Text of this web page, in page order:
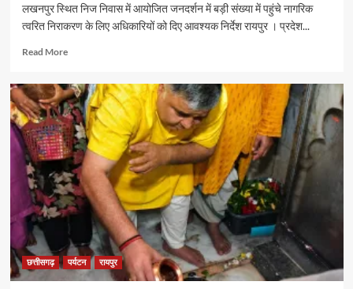
लखनपुर स्थित निज निवास में आयोजित जनदर्शन में बड़ी संख्या में पहुंचे नागरिक
त्वरित निराकरण के लिए अधिकारियों को दिए आवश्यक निर्देश रायपुर । प्रदेश...
Read MoreRead
पर्यटन
एवं
संस्कृति
मंत्री
श्री
राजेश
अग्रवाल
ने
जनदर्शन
सुनीं
आमजन
की
छत्तीसगढ़ पर्यटन रायपुर